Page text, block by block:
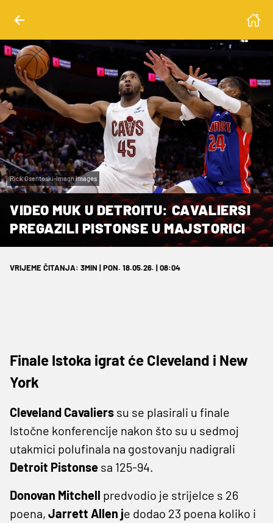
Rick Osentoski-Imagn Images
VIDEO MUK U DETROITU: CAVALIERSI
PREGAZILI PISTONSE U MAJSTORICI
VRIJEME ČITANJA: 3MIN | PON. 18.05.26. | 08:04
Finale Istoka igrat će Cleveland i New
York
Cleveland Cavaliers su se plasirali u finale
Istočne konferencije nakon što su u sedmoj
utakmici polufinala na gostovanju nadigrali
Detroit Pistonse sa 125-94.
Donovan Mitchell predvodio je strijelce s 26
poena, Jarrett Allen je dodao 23 poena koliko i